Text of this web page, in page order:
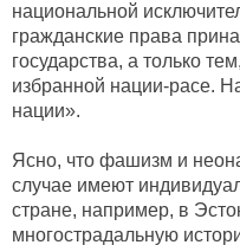
национальной
гражданские права
государства, а только
избранной нации-расе.
нации».
Ясно, что фашизм и
случае имеют
стране, например, в
многострадальную